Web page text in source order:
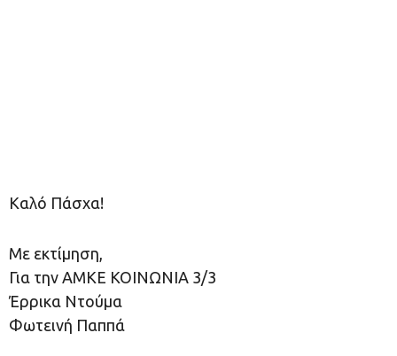
Καλό Πάσχα!
Με εκτίμηση,
Για την ΑΜΚΕ ΚΟΙΝΩΝΙΑ 3/3
Έρρικα Ντούμα
Φωτεινή Παππά